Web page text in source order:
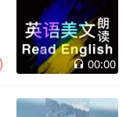
00:00